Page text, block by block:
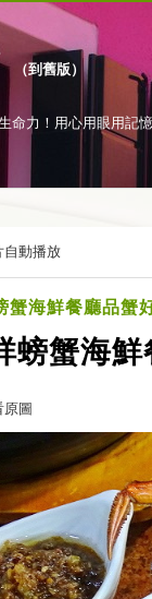
（到舊版）
命力！用心用眼用
自動播放
蟹海鮮餐廳品蟹
螃蟹海
原圖